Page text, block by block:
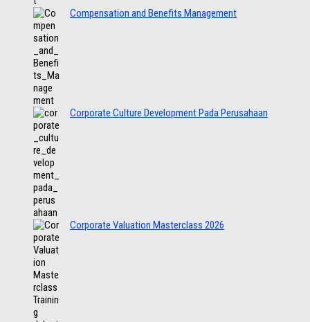
Compensation and Benefits Management
Corporate Culture Development Pada Perusahaan
Corporate Valuation Masterclass 2026